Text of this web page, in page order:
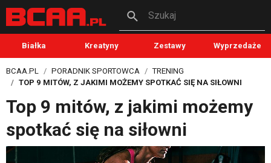
Szukaj
Białka Kreatyny Zestawy Wyprzedaże
BCAA.PL PORADNIK SPORTOWCA
TRENING
TOP 9 MITÓW, Z JAKIMI MOŻEMY SPOTKAĆ SIĘ NA SIŁOWNI
Top 9 mitów, z jakimi możemy
spotkać się na siłowni